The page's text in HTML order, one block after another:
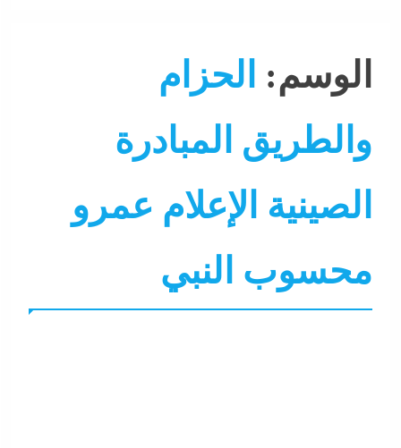
الوسم: الحزام
والطريق المبادرة
الصينية الإعلام عمرو
محسوب النبي
التحليل اللحظي الحزام و الطريق جاءنا الآن مقالات و أراء